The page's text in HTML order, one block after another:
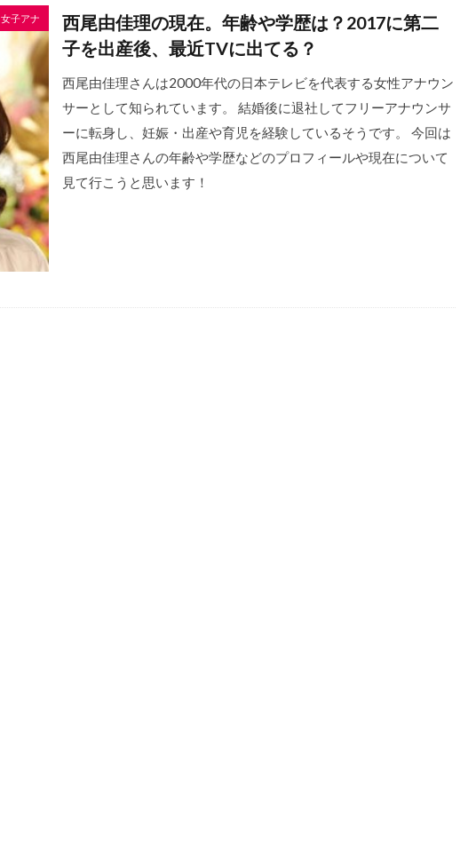
女子アナ
西尾由佳理の現在。年齢や学歴は？2017に第二
子を出産後、最近TVに出てる？
西尾由佳理さんは2000年代の日本テレビを代表する女性アナウン
サーとして知られています。 結婚後に退社してフリーアナウンサ
ーに転身し、妊娠・出産や育児を経験しているそうです。 今回は
西尾由佳理さんの年齢や学歴などのプロフィールや現在について
見て行こうと思います！